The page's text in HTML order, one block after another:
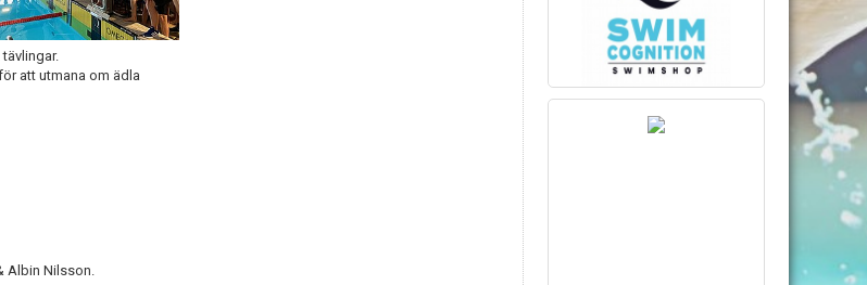
att utmana om ädla
Albin Nilsson.